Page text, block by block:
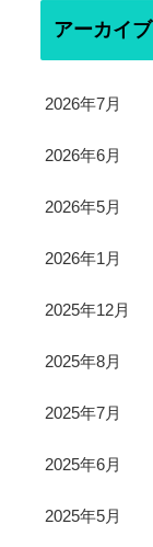
アーカイブ
2026年7月
2026年6月
2026年5月
2026年1月
2025年12月
2025年8月
2025年7月
2025年6月
2025年5月